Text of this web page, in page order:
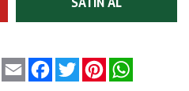
Email Facebook
Twitter Pinterest